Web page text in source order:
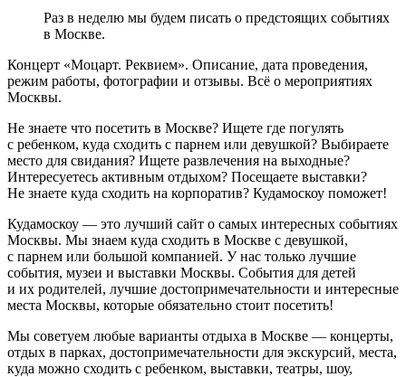
Раз в неделю мы будем писать о предстоящих событиях
в Москве.
Концерт «Моцарт. Реквием». Описание, дата проведения,
режим работы, фотографии и отзывы. Всё о мероприятиях
Москвы.
Не знаете что посетить в Москве? Ищете где погулять
с ребенком, куда сходить с парнем или девушкой? Выбираете
место для свидания? Ищете развлечения на выходные?
Интересуетесь активным отдыхом? Посещаете выставки?
Не знаете куда сходить на корпоратив? Кудамоскоу поможет!
Кудамоскоу — это лучший сайт о самых интересных событиях
Москвы. Мы знаем куда сходить в Москве с девушкой,
с парнем или большой компанией. У нас только лучшие
события, музеи и выставки Москвы. События для детей
и их родителей, лучшие достопримечательности и интересные
места Москвы, которые обязательно стоит посетить!
Мы советуем любые варианты отдыха в Москве — концерты,
отдых в парках, достопримечательности для экскурсий, места,
куда можно сходить с ребенком, выставки, театры, шоу,